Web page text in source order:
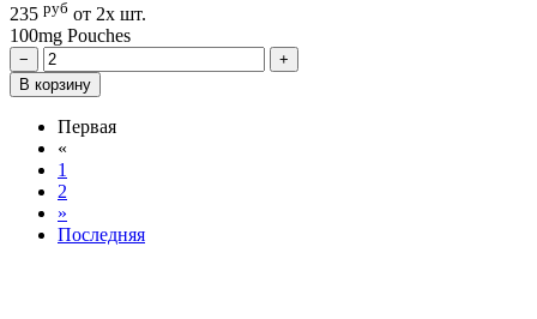
235 руб от 2х шт.
100mg Pouches
−
+
В корзину
Первая
«
1
2
»
Последняя